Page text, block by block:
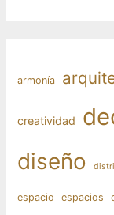
armonía
creatividad
diseño
espacio espacios